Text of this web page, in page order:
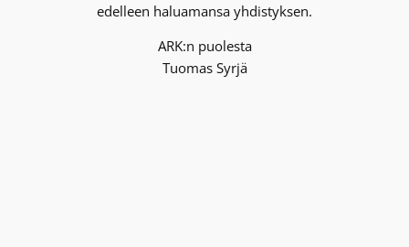
edelleen haluamansa yhdistyksen.
ARK:n puolesta
Tuomas Syrjä